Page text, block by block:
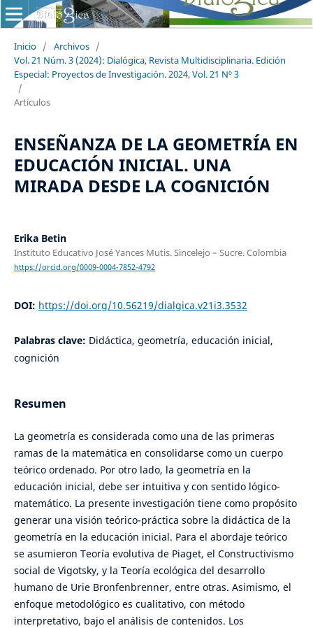
Inicio / Archivos /
Vol. 21 Núm. 3 (2024): Dialógica, Revista Multidisciplinaria. Edición
Especial: Proyectos de Investigación. 2024, Vol. 21 Nº 3
/
Artículos
ENSEÑANZA DE LA GEOMETRÍA EN
EDUCACIÓN INICIAL. UNA
MIRADA DESDE LA COGNICIÓN
Erika Betin
Instituto Educativo José Yances Mutis. Sincelejo – Sucre. Colombia
https://orcid.org/0009-0004-7852-4792
DOI: https://doi.org/10.56219/dialgica.v21i3.3532
Palabras clave: Didáctica, geometría, educación inicial,
cognición
Resumen
La geometría es considerada como una de las primeras
ramas de la matemática en consolidarse como un cuerpo
teórico ordenado. Por otro lado, la geometría en la
educación inicial, debe ser intuitiva y con sentido lógico-
matemático. La presente investigación tiene como propósito
generar una visión teórico-práctica sobre la didáctica de la
geometría en la educación inicial. Para el abordaje teórico
se asumieron Teoría evolutiva de Piaget, el Constructivismo
social de Vigotsky, y la Teoría ecológica del desarrollo
humano de Urie Bronfenbrenner, entre otras. Asimismo, el
enfoque metodológico es cualitativo, con método
interpretativo, bajo el análisis de contenidos. Los